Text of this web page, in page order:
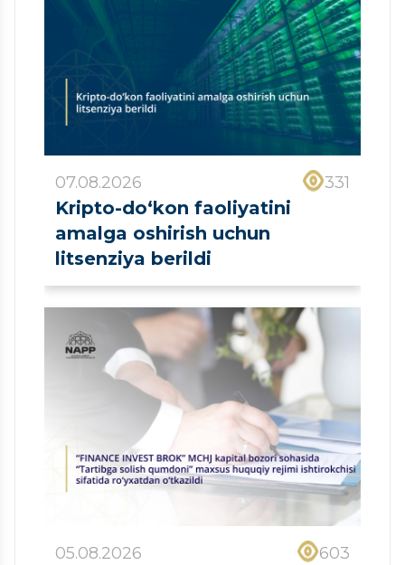
07.08.2026 331
Kripto-do‘kon faoliyatini
amalga oshirish uchun
litsenziya berildi
05.08.2026 603